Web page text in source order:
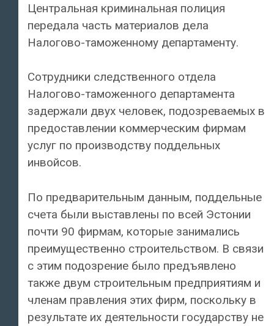
Центральная криминальная полиция
передала часть материалов дела
Налогово-таможенному департаменту.
Сотрудники следственного отдела
Налогово-таможенного департамента
задержали двух человек, подозреваемых в
предоставлении коммерческим фирмам
услуг по производству поддельных
инвойсов.
По предварительным данным, поддельные
счета были выставлены по всей Эстонии
почти 90 фирмам, которые занимались
преимущественно строительством. В связи
с этим подозрение было предъявлено
также двум строительным предприятиям и
членам правления этих фирм, поскольку в
результате их деятельности государству не